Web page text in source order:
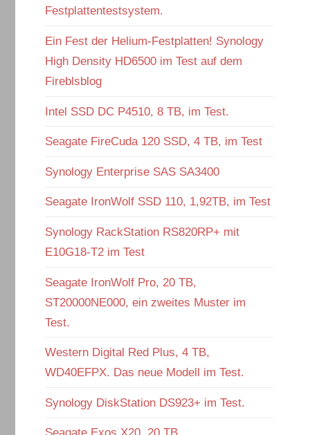
Festplattentestsystem.
Ein Fest der Helium-Festplatten! Synology
High Density HD6500 im Test auf dem
Fireblsblog
Intel SSD DC P4510, 8 TB, im Test.
Seagate FireCuda 120 SSD, 4 TB, im Test
Synology Enterprise SAS SA3400
Seagate IronWolf SSD 110, 1,92TB, im Test
Synology RackStation RS820RP+ mit
E10G18-T2 im Test
Seagate IronWolf Pro, 20 TB,
ST20000NE000, ein zweites Muster im
Test.
Western Digital Red Plus, 4 TB,
WD40EFPX. Das neue Modell im Test.
Synology DiskStation DS923+ im Test.